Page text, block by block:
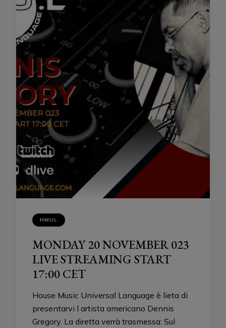
HMUL
MONDAY 20 NOVEMBER 023
LIVE STREAMING START
17:00 CET
House Music Universal Language è lieta di
presentarvi l artista americano Dennis
Gregory. La diretta verrà trasmessa: Sul